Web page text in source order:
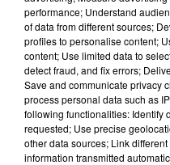
Lecture (3 min 57
100%
performance; Understand
of data from different sources;
profiles to personalise content;
content; Use limited data to
detect fraud, and fix errors;
Save and communicate privacy
process personal data such as
following functionalities: Identify
requested; Use precise
other data sources; Link
information transmitted